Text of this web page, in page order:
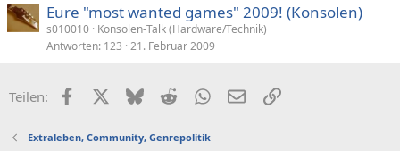
Eure "most wanted games" 2009! (Konsolen)
s010010 Konsolen-Talk (Hardware/Technik)
Antworten 123 21. Februar 2009
Teilen: FacebookX (Twitter)
BlueskyRedditWhatsApp
E-MailLink
Extraleben, Community, Genrepolitik